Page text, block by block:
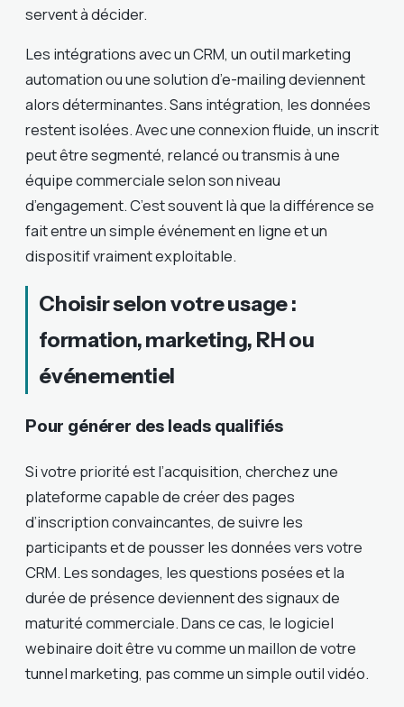
servent à décider.
Les intégrations avec un CRM, un outil marketing
automation ou une solution d’e-mailing deviennent
alors déterminantes. Sans intégration, les données
restent isolées. Avec une connexion fluide, un inscrit
peut être segmenté, relancé ou transmis à une
équipe commerciale selon son niveau
d’engagement. C’est souvent là que la différence se
fait entre un simple événement en ligne et un
dispositif vraiment exploitable.
Choisir selon votre usage :
formation, marketing, RH ou
événementiel
Pour générer des leads qualifiés
Si votre priorité est l’acquisition, cherchez une
plateforme capable de créer des pages
d’inscription convaincantes, de suivre les
participants et de pousser les données vers votre
CRM. Les sondages, les questions posées et la
durée de présence deviennent des signaux de
maturité commerciale. Dans ce cas, le logiciel
webinaire doit être vu comme un maillon de votre
tunnel marketing, pas comme un simple outil vidéo.